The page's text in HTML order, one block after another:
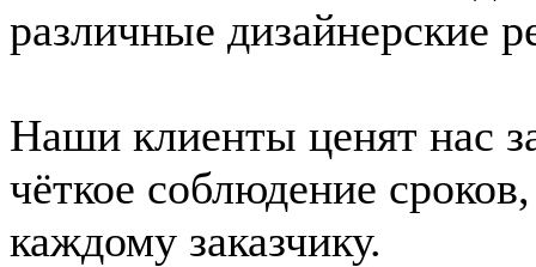
различные дизайнерские
Наши клиенты ценят нас
чёткое соблюдение
каждому заказчику.